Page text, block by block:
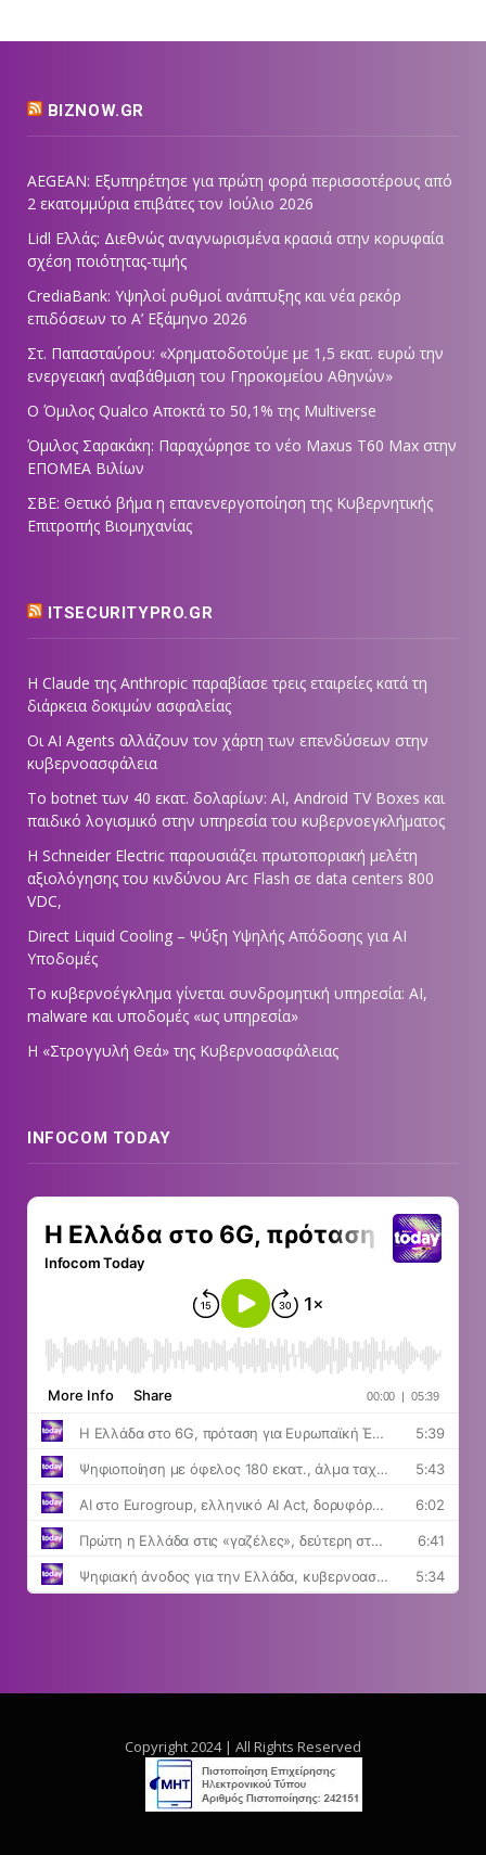
BIZNOW.GR
AEGEAN: Εξυπηρέτησε για πρώτη φορά περισσοτέρους από
2 εκατομμύρια επιβάτες τον Ιούλιο 2026
Lidl Ελλάς: Διεθνώς αναγνωρισμένα κρασιά στην κορυφαία
σχέση ποιότητας-τιμής
CrediaBank: Υψηλοί ρυθμοί ανάπτυξης και νέα ρεκόρ
επιδόσεων το Α’ Εξάμηνο 2026
Στ. Παπασταύρου: «Χρηματοδοτούμε με 1,5 εκατ. ευρώ την
ενεργειακή αναβάθμιση του Γηροκομείου Αθηνών»
Ο Όμιλος Qualco Αποκτά το 50,1% της Multiverse
Όμιλος Σαρακάκη: Παραχώρησε το νέο Maxus T60 Max στην
ΕΠΟΜΕΑ Βιλίων
ΣΒΕ: Θετικό βήμα η επανενεργοποίηση της Κυβερνητικής
Επιτροπής Βιομηχανίας
ITSECURITYPRO.GR
Η Claude της Anthropic παραβίασε τρεις εταιρείες κατά τη
διάρκεια δοκιμών ασφαλείας
Οι AI Agents αλλάζουν τον χάρτη των επενδύσεων στην
κυβερνοασφάλεια
Το botnet των 40 εκατ. δολαρίων: AI, Android TV Boxes και
παιδικό λογισμικό στην υπηρεσία του κυβερνοεγκλήματος
Η Schneider Electric παρουσιάζει πρωτοποριακή μελέτη
αξιολόγησης του κινδύνου Arc Flash σε data centers 800
VDC,
Direct Liquid Cooling – Ψύξη Υψηλής Απόδοσης για AI
Υποδομές
Το κυβερνοέγκλημα γίνεται συνδρομητική υπηρεσία: AI,
malware και υποδομές «ως υπηρεσία»
Η «Στρογγυλή Θεά» της Κυβερνοασφάλειας
INFOCOM TODAY
Copyright 2024 | All Rights Reserved